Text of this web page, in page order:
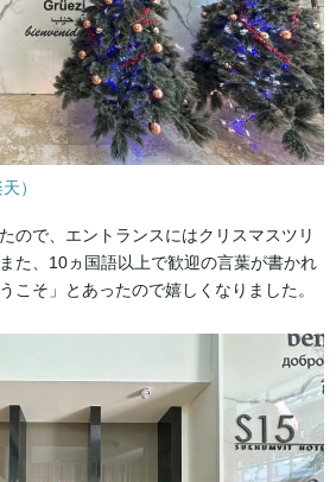
）
ので、エントランスにはクリスマスツリ
た、10ヵ国語以上で歓迎の言葉が書かれ
こそ」とあったので嬉しくなりました。